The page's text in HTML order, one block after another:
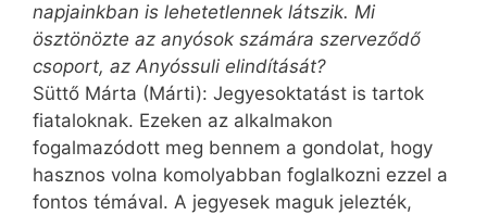
napjainkban is lehetetlennek látszik. Mi
ösztönözte az anyósok számára szerveződő
csoport, az Anyóssuli elindítását?
Süttő Márta (Márti): Jegyesoktatást is tartok
fiataloknak. Ezeken az alkalmakon
fogalmazódott meg bennem a gondolat, hogy
hasznos volna komolyabban foglalkozni ezzel a
fontos témával. A jegyesek maguk jelezték,